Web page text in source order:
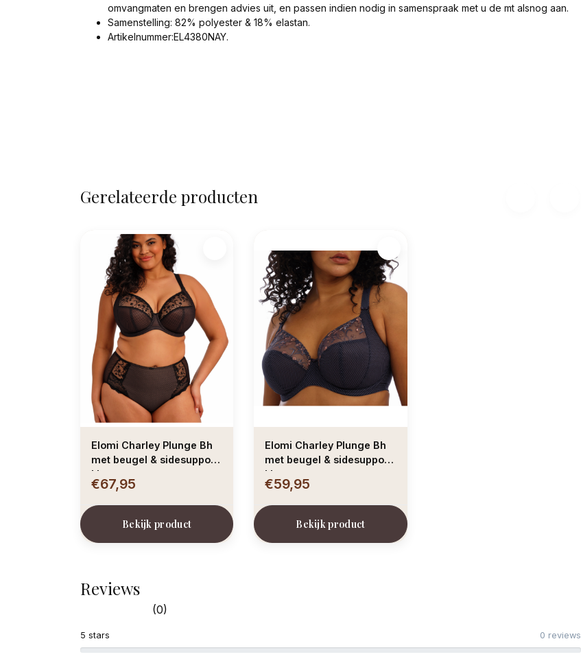
omvangmaten en brengen advies uit, en passen indien nodig in samenspraak met u de mt alsnog aan.
Samenstelling: 82% polyester & 18% elastan.
Artikelnummer:EL4380NAY.
Gerelateerde producten
Elomi Charley Plunge Bh
met beugel & sidesupport
kleur zwart
€67,95
Bekijk product
Elomi Charley Plunge Bh
met beugel & sidesupport
kleur stormy grey
€59,95
Bekijk product
Reviews
(0)
5 stars 0 reviews